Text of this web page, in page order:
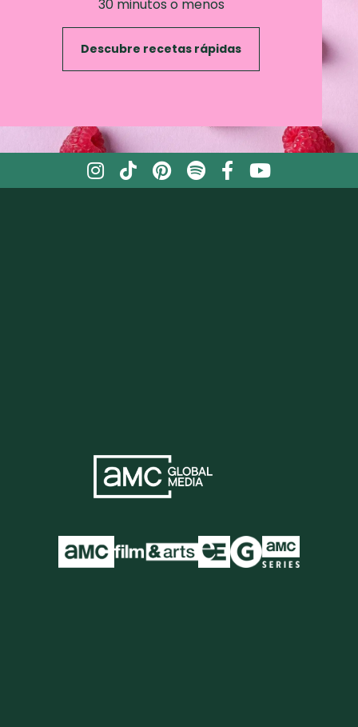
30 minutos o menos
Descubre recetas rápidas